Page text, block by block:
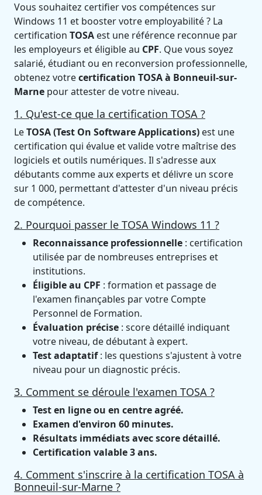
Vous souhaitez certifier vos compétences sur
Windows 11 et booster votre employabilité ? La
certification TOSA est une référence reconnue par
les employeurs et éligible au CPF. Que vous soyez
salarié, étudiant ou en reconversion professionnelle,
obtenez votrecertification TOSA à Bonneuil-sur-
Marne pour attester de votre niveau.
1. Qu'est-ce que la certification TOSA ?
LeTOSA (Test On Software Applications) est une
certification qui évalue et valide votre maîtrise des
logiciels et outils numériques. Il s'adresse aux
débutants comme aux experts et délivre un score
sur 1 000, permettant d'attester d'un niveau précis
de compétence.
2. Pourquoi passer le TOSA Windows 11 ?
Reconnaissance professionnelle : certification
utilisée par de nombreuses entreprises et
institutions.
Éligible au CPF : formation et passage de
l'examen finançables par votre Compte
Personnel de Formation.
Évaluation précise : score détaillé indiquant
votre niveau, de débutant à expert.
Test adaptatif: les questions s'ajustent à votre
niveau pour un diagnostic précis.
3. Comment se déroule l'examen TOSA ?
Test en ligne ou en centre agréé.
Examen d'environ 60 minutes.
Résultats immédiats avec score détaillé.
Certification valable 3 ans.
4. Comment s'inscrire à la certification TOSA à
Bonneuil-sur-Marne ?